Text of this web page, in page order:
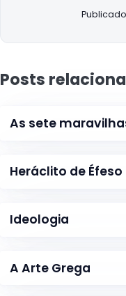
Posts
As sete
Heráclito de Éfeso
Ideologia
A Arte Grega